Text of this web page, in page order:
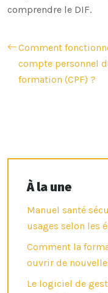
comprendre le DIF.
Comment
compte personnel
formation (CPF) ?
À la une
Manuel santé
usages selon les
Comment la
ouvrir de
Le logiciel de